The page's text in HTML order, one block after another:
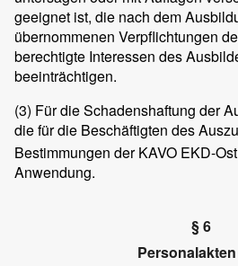
geeignet ist, die nach dem
übernommenen Verpflichtungen
berechtigte Interessen des
beeinträchtigen.
(3) Für die Schadenshaftung der
die für die Beschäftigten des
Bestimmungen der KAVO EKD-Ost
Anwendung.
§ 6
Personalakten